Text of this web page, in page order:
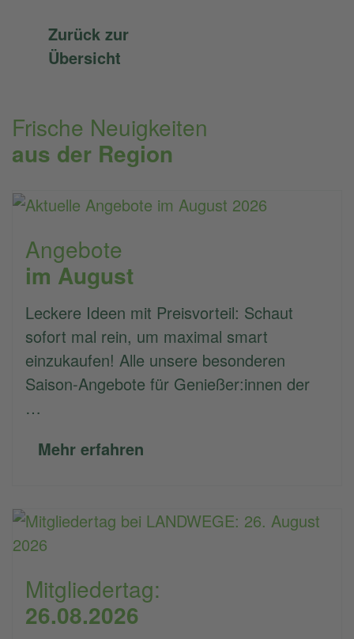
Zurück zur
Übersicht
Frische Neuigkeiten
aus der Region
Angebote
im August
Leckere Ideen mit Preisvorteil: Schaut
sofort mal rein, um maximal smart
einzukaufen! Alle unsere besonderen
Saison-Angebote für Genießer:innen der
…
Mehr erfahren
Mitgliedertag:
26.08.2026